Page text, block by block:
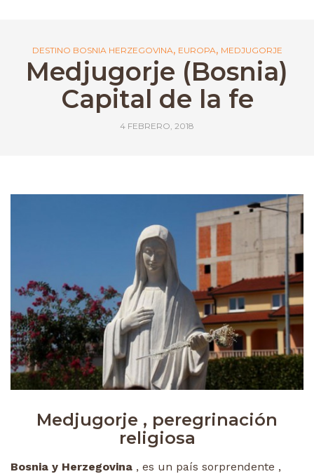
DESTINO BOSNIA HERZEGOVINA, EUROPA, MEDJUGORJE
Medjugorje (Bosnia)
Capital de la fe
4 FEBRERO, 2018
Medjugorje , peregrinación
religiosa
Bosnia y Herzegovina , es un país sorprendente ,